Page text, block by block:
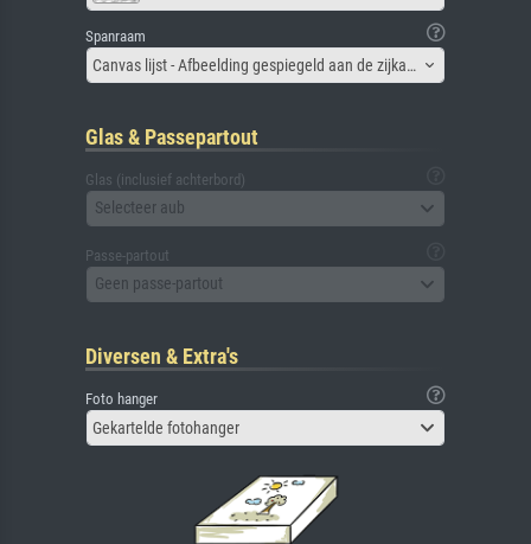
Spanraam
Canvas lijst - Afbeelding gespiegeld aan de zijkant
Glas & Passepartout
Glas (inclusief achterbord)
Selecteer aub
Passe-partout
Geen passe-partout
Diversen & Extra's
Foto hanger
Gekartelde fotohanger